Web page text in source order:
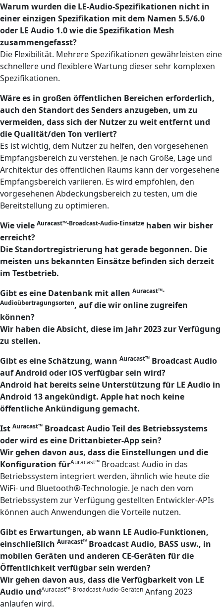
Warum wurden die LE-Audio-Spezifikationen nicht in
einer einzigen Spezifikation mit dem Namen 5.5/6.0
oder LE Audio 1.0 wie die Spezifikation Mesh
zusammengefasst?
Die Flexibilität. Mehrere Spezifikationen gewährleisten eine
schnellere und flexiblere Wartung dieser sehr komplexen
Spezifikationen.
Wäre es in großen öffentlichen Bereichen erforderlich,
auch den Standort des Senders anzugeben, um zu
vermeiden, dass sich der Nutzer zu weit entfernt und
die Qualität/den Ton verliert?
Es ist wichtig, dem Nutzer zu helfen, den vorgesehenen
Empfangsbereich zu verstehen. Je nach Größe, Lage und
Architektur des öffentlichen Raums kann der vorgesehene
Empfangsbereich variieren. Es wird empfohlen, den
vorgesehenen Abdeckungsbereich zu testen, um die
Bereitstellung zu optimieren.
Wie viele Auracast™-Broadcast-Audio-Einsätze haben wir bisher
erreicht?
Die Standortregistrierung hat gerade begonnen. Die
meisten uns bekannten Einsätze befinden sich derzeit
im Testbetrieb.
Gibt es eine Datenbank mit allen Auracast™-
Audioübertragungsorten, auf die wir online zugreifen
können?
Wir haben die Absicht, diese im Jahr 2023 zur Verfügung
zu stellen.
Gibt es eine Schätzung, wann Auracast™ Broadcast Audio
auf Android oder iOS verfügbar sein wird?
Android hat bereits seine Unterstützung für LE Audio in
Android 13 angekündigt. Apple hat noch keine
öffentliche Ankündigung gemacht.
Ist Auracast™ Broadcast Audio Teil des Betriebssystems
oder wird es eine Drittanbieter-App sein?
Wir gehen davon aus, dass die Einstellungen und die
Konfiguration fürAuracast™ Broadcast Audio in das
Betriebssystem integriert werden, ähnlich wie heute die
WiFi- und Bluetooth®-Technologie. Je nach den vom
Betriebssystem zur Verfügung gestellten Entwickler-APIs
können auch Anwendungen die Vorteile nutzen.
Gibt es Erwartungen, ab wann LE Audio-Funktionen,
einschließlich Auracast™ Broadcast Audio, BASS usw., in
mobilen Geräten und anderen CE-Geräten für die
Öffentlichkeit verfügbar sein werden?
Wir gehen davon aus, dass die Verfügbarkeit von LE
Audio undAuracast™-Broadcast-Audio-Geräten Anfang 2023
anlaufen wird.